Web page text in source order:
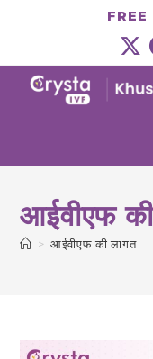
आईवीएफ
> आईवीएफ की लागत